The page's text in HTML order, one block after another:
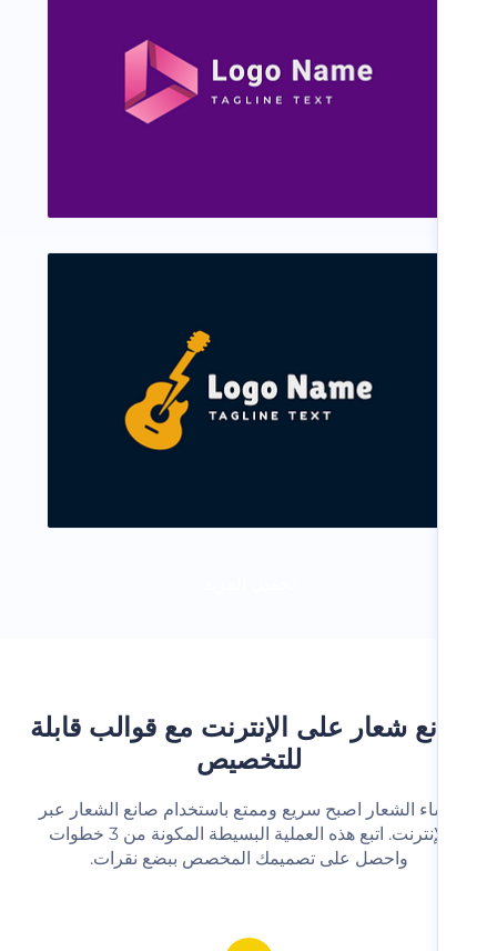
شعار على الإنترنت مع قوالب قابلة
للتخصيص
الشعار اصبح سريع وممتع باستخدام صانع الشعار عبر
الإنترنت. اتبع هذه العملية البسيطة المكونة من 3 خطوات
واحصل على تصميمك المخصص ببضع نقرات.‬